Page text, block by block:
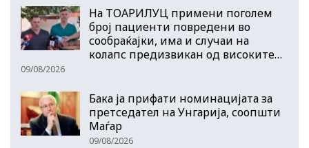
На ТОАРИЛУЦ примени поголем
број пациенти повредени во
сообраќајки, има и случаи на
колапс предизвикан од високите…
09/08/2026
Бака ја прифати номинацијата за
претседател на Унгарија, соопшти
Маѓар
09/08/2026